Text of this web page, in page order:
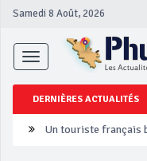
Samedi 8 Août, 2026
Toggle
navigation
DERNIÈRES ACTUALITÉS
Un touriste français